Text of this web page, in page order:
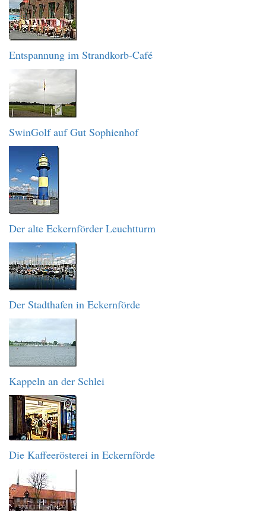
Entspannung im Strandkorb-Café
SwinGolf auf Gut Sophienhof
Der alte Eckernförder Leuchtturm
Der Stadthafen in Eckernförde
Kappeln an der Schlei
Die Kaffeerösterei in Eckernförde